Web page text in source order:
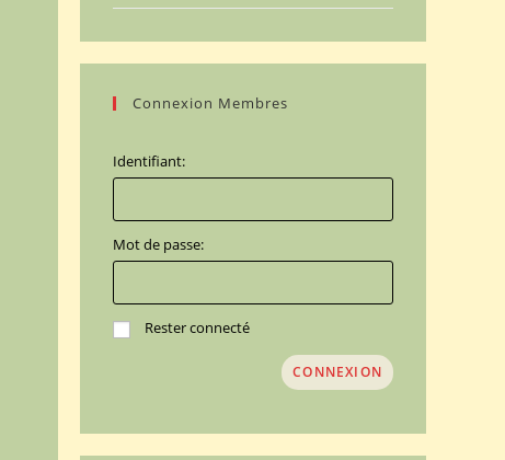
Connexion Membres
Identifiant:
Mot de passe:
Rester connecté
CONNEXION